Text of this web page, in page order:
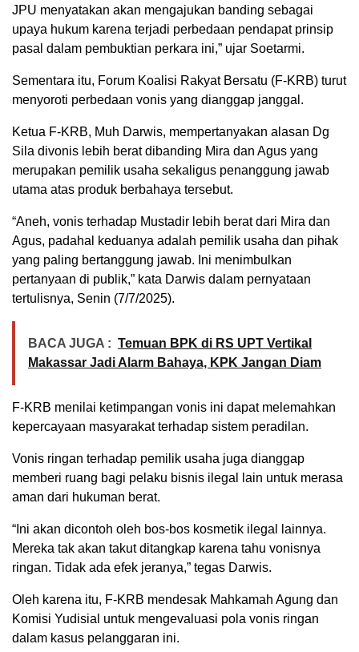
JPU menyatakan akan mengajukan banding sebagai
upaya hukum karena terjadi perbedaan pendapat prinsip
pasal dalam pembuktian perkara ini,” ujar Soetarmi.
Sementara itu, Forum Koalisi Rakyat Bersatu (F-KRB) turut
menyoroti perbedaan vonis yang dianggap janggal.
Ketua F-KRB, Muh Darwis, mempertanyakan alasan Dg
Sila divonis lebih berat dibanding Mira dan Agus yang
merupakan pemilik usaha sekaligus penanggung jawab
utama atas produk berbahaya tersebut.
“Aneh, vonis terhadap Mustadir lebih berat dari Mira dan
Agus, padahal keduanya adalah pemilik usaha dan pihak
yang paling bertanggung jawab. Ini menimbulkan
pertanyaan di publik,” kata Darwis dalam pernyataan
tertulisnya, Senin (7/7/2025).
BACA JUGA : Temuan BPK di RS UPT Vertikal
Makassar Jadi Alarm Bahaya, KPK Jangan Diam
F-KRB menilai ketimpangan vonis ini dapat melemahkan
kepercayaan masyarakat terhadap sistem peradilan.
Vonis ringan terhadap pemilik usaha juga dianggap
memberi ruang bagi pelaku bisnis ilegal lain untuk merasa
aman dari hukuman berat.
“Ini akan dicontoh oleh bos-bos kosmetik ilegal lainnya.
Mereka tak akan takut ditangkap karena tahu vonisnya
ringan. Tidak ada efek jeranya,” tegas Darwis.
Oleh karena itu, F-KRB mendesak Mahkamah Agung dan
Komisi Yudisial untuk mengevaluasi pola vonis ringan
dalam kasus pelanggaran ini.